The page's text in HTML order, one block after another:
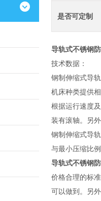
是否可定制
导轨式不锈钢
技术数据：
钢制伸缩式导
机床种类提供
根据运行速度
装有滚轴。另
钢制伸缩式导
与最小压缩比
导轨式不锈钢
价格合理的标
可以做到。另